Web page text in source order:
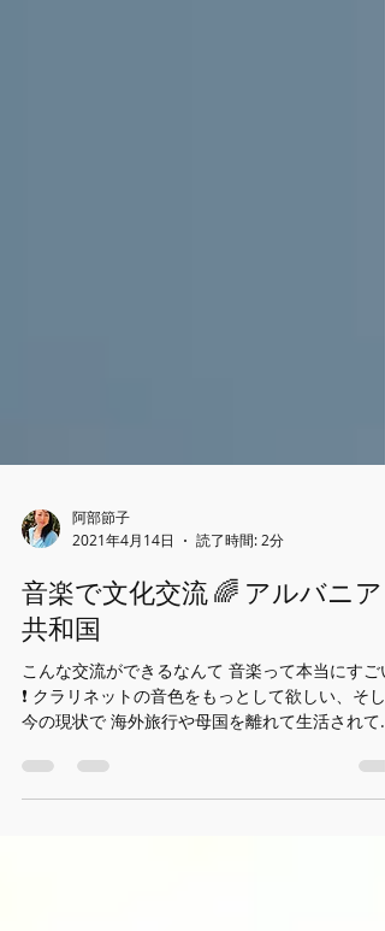
阿部節子
2021年4月14日
読了時間: 2分
音楽で文化交流 🌈 アルバニア
共和国
こんな交流ができるなんて 音楽って本当にすごい
❗️ クラリネットの音色をもっとして欲しい、そして
られる世界の皆さんに、国歌を演奏した クラリネ